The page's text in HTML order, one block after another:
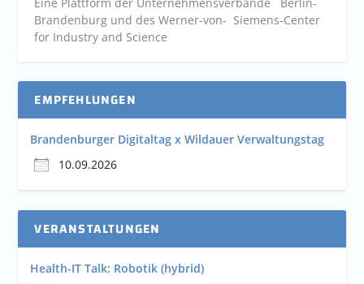
Brandenburg und des Werner-von- Siemens-Center
for Industry and Science
EMPFEHLUNGEN
Brandenburger Digitaltag x Wildauer Verwaltungstag
10.09.2026
VERANSTALTUNGEN
Health-IT Talk: Robotik (hybrid)